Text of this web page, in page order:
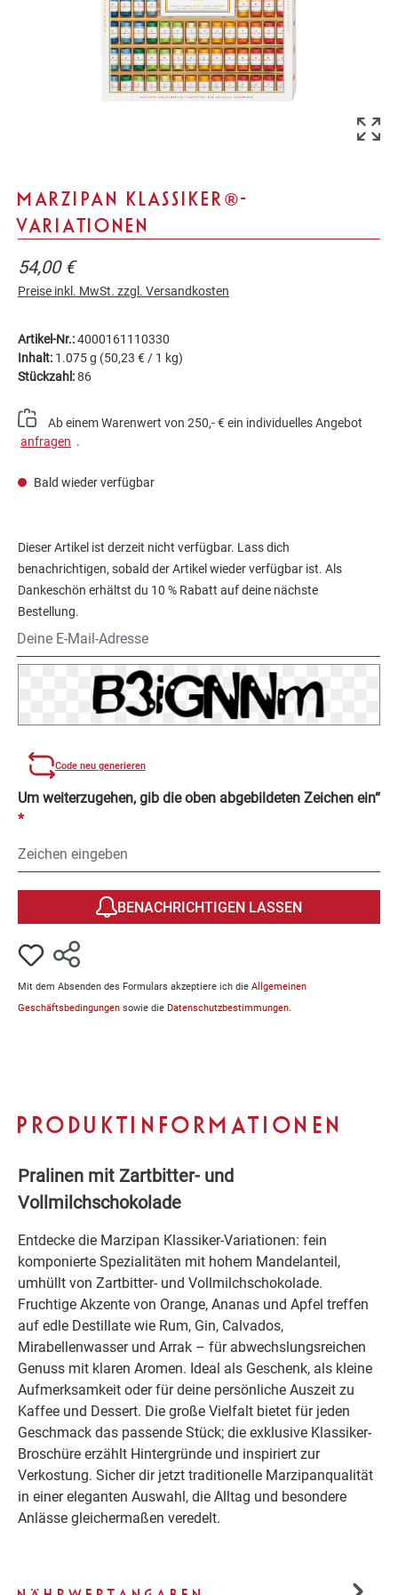
MARZIPAN KLASSIKER® -
VARIATIONEN
54,00 €
Preise inkl. MwSt. zzgl. Versandkosten
Artikel-Nr.:4000161110330
Inhalt: 1.075 g (50,23 € / 1 kg)
Stückzahl:86
Ab einem Warenwert von 250,- € ein individuelles Angebot
anfragen .
Bald wieder verfügbar
Dieser Artikel ist derzeit nicht verfügbar. Lass dich
benachrichtigen, sobald der Artikel wieder verfügbar ist. Als
Dankeschön erhältst du 10 % Rabatt auf deine nächste
Bestellung.
Deine E-Mail-Adresse
Code neu generieren
Um weiterzugehen, gib die oben abgebildeten Zeichen ein“
*
BENACHRICHTIGEN LASSEN
Mit dem Absenden des Formulars akzeptiere ich die Allgemeinen
Geschäftsbedingungen sowie die Datenschutzbestimmungen.
PRODUKTINFORMATIONEN
Pralinen mit Zartbitter- und
Vollmilchschokolade
Entdecke die Marzipan Klassiker-Variationen: fein
komponierte Spezialitäten mit hohem Mandelanteil,
umhüllt von Zartbitter- und Vollmilchschokolade.
Fruchtige Akzente von Orange, Ananas und Apfel treffen
auf edle Destillate wie Rum, Gin, Calvados,
Mirabellenwasser und Arrak – für abwechslungsreichen
Genuss mit klaren Aromen. Ideal als Geschenk, als kleine
Aufmerksamkeit oder für deine persönliche Auszeit zu
Kaffee und Dessert. Die große Vielfalt bietet für jeden
Geschmack das passende Stück; die exklusive Klassiker-
Broschüre erzählt Hintergründe und inspiriert zur
Verkostung. Sicher dir jetzt traditionelle Marzipanqualität
in einer eleganten Auswahl, die Alltag und besondere
Anlässe gleichermaßen veredelt.